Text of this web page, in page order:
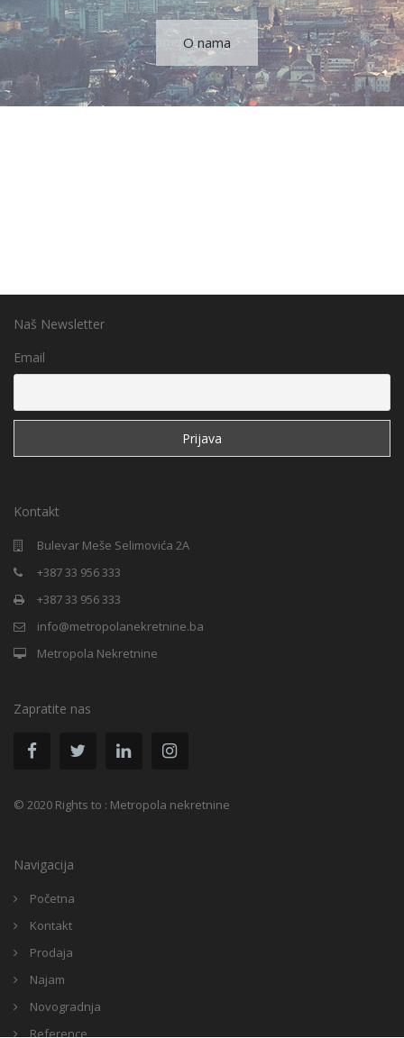
O nama
Naš Newsletter
Email
Kontakt
Bulevar Meše Selimovića 2A
+387 33 956 333
+387 33 956 333
info@metropolanekretnine.ba
Metropola Nekretnine
Zapratite nas
© 2020 Rights to : Metropola nekretnine
Navigacija
Početna
Kontakt
Prodaja
Najam
Novogradnja
Reference